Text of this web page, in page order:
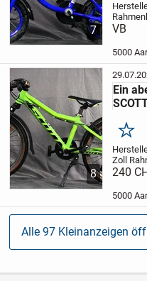
7
Welt zu
VB
5000
8
Ein
Zoll
240
5000
Alle 97 Kleinanzeigen